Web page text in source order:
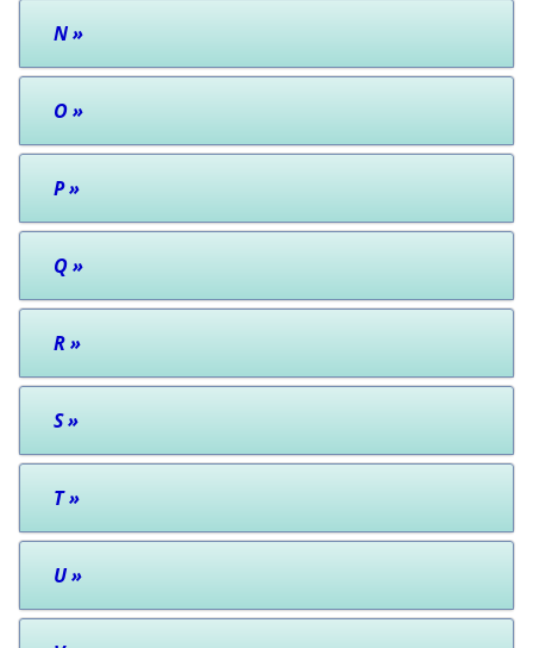
N»
O»
P»
Q»
R»
S»
T»
U»